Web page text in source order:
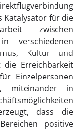
Katalysator für die
zwischen
verschiedenen
Kultur und
die Erreichbarkeit
Einzelpersonen
miteinander in
dass die
positive